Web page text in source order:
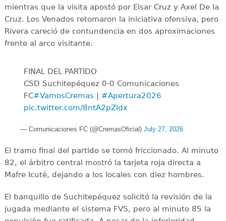
mientras que la visita apostó por Elsar Cruz y Axel De la
Cruz. Los Venados retomaron la iniciativa ofensiva, pero
Rivera careció de contundencia en dos aproximaciones
frente al arco visitante.
FINAL DEL PARTIDO
CSD Suchitepéquez 0-0 Comunicaciones
FC#VamosCremas
#Apertura2026
pic.twitter.com/8ntA2pZldx
— Comunicaciones FC (@CremasOficial) July 27, 2026
El tramo final del partido se tornó friccionado. Al minuto
82, el árbitro central mostró la tarjeta roja directa a
Mafre Icuté, dejando a los locales con diez hombres.
El banquillo de Suchitepéquez solicitó la revisión de la
jugada mediante el sistema FVS, pero al minuto 85 la